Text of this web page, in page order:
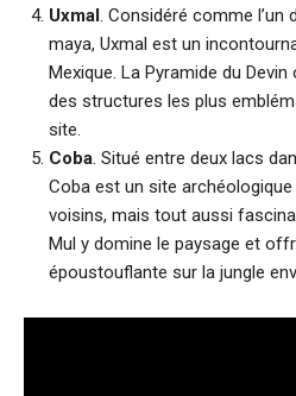
Uxmal. Considéré comme l’un
maya, Uxmal est un
Mexique. La Pyramide du Devin
des structures les plus
site.
Coba. Situé entre deux lacs
Coba est un site
voisins, mais tout aussi
Mul y domine le paysage et
époustouflante sur la jungle